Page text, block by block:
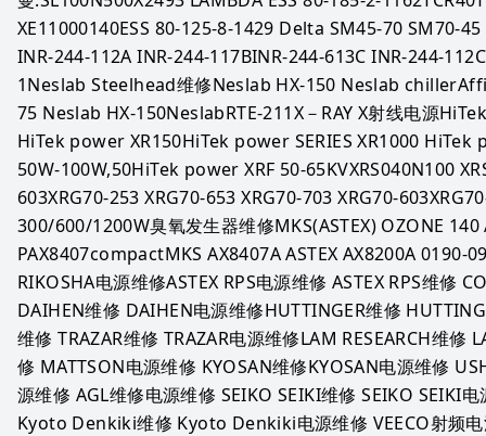
XE11000140ESS 80-125-8-1429 Delta SM45-70 SM70-
INR-244-112A INR-244-117BINR-244-613C INR-244-
1Neslab Steelhead维修Neslab HX-150 Neslab
75 Neslab HX-150NeslabRTE-211X－RAY X射线电源
HiTek power XR150HiTek power SERIES XR1000 HiTek
50W-100W,50HiTek power XRF 50-65KVXRS040N100
603XRG70-253 XRG70-653 XRG70-703 XRG70-
300/600/1200W臭氧发生器维修MKS(ASTEX) OZONE
PAX8407compactMKS AX8407A ASTEX AX8200A 0190-
RIKOSHA电源维修ASTEX RPS电源维修 ASTEX RPS维修
DAIHEN维修 DAIHEN电源维修HUTTINGER维修
维修 TRAZAR维修 TRAZAR电源维修LAM RESEARCH维修
修 MATTSON电源维修 KYOSAN维修KYOSAN电源维修
源维修 AGL维修电源维修 SEIKO SEIKI维修 SEIKO SEIKI
Kyoto Denkiki维修 Kyoto Denkiki电源维修 VEECO射频